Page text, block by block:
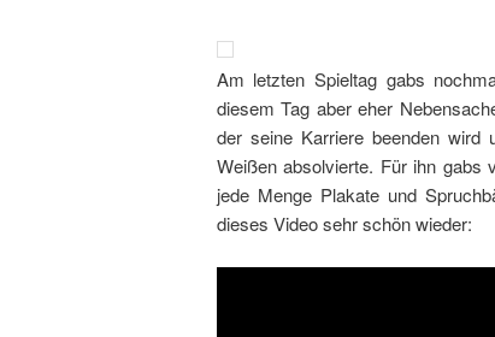
Am letzten Spieltag gabs
diesem Tag aber eher
der seine Karriere beenden
Weißen absolvierte. Für ihn gabs
jede Menge Plakate und
dieses Video sehr schön wieder: